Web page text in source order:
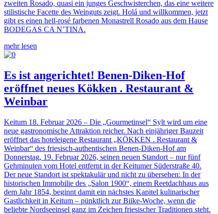
zweiten Rosado, quasi ein junges Geschwisterchen, das eine weitere
stilistische Facette des Weinguts zeigt. Holá und willkommen, jetzt
gibt es einen hell-rosé farbenen Monastrell Rosado aus dem Hause
BODEGAS CA N’TINA.
mehr lesen
Es ist angerichtet! Benen-Diken-Hof
eröffnet neues Kökken . Restaurant &
Weinbar
Keitum 18. Februar 2026 – Die „Gourmetinsel“ Sylt wird um eine
neue gastronomische Attraktion reicher. Nach einjähriger Bauzeit
eröffnet das hoteleigene Restaurant „KÖKKEN . Restaurant &
Weinbar“ des friesisch-authentischen Benen-Diken-Hof am
Donnerstag, 19. Februar 2026, seinen neuen Standort – nur fünf
Gehminuten vom Hotel entfernt in der Keitumer Süderstraße 40.
Der neue Standort ist spektakulär und nicht zu übersehen: In der
historischen Immobilie des „Salon 1900“, einem Reetdachhaus aus
dem Jahr 1854, beginnt damit ein nächstes Kapitel kulinarischer
Gastlichkeit in Keitum – pünktlich zur Biike-Woche, wenn die
beliebte Nordseeinsel ganz im Zeichen friesischer Traditionen steht.